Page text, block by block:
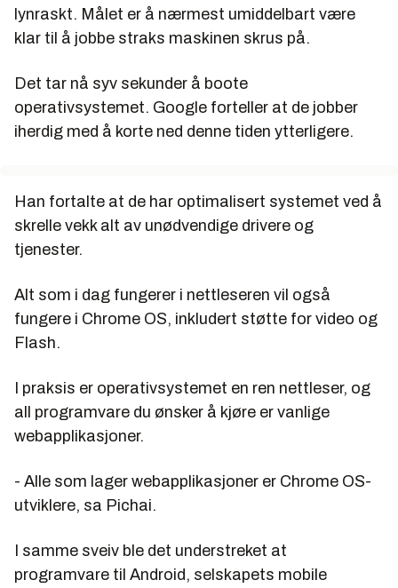
lynraskt. Målet er å nærmest umiddelbart være
klar til å jobbe straks maskinen skrus på.
Det tar nå syv sekunder å boote
operativsystemet. Google forteller at de jobber
iherdig med å korte ned denne tiden ytterligere.
Han fortalte at de har optimalisert systemet ved å
skrelle vekk alt av unødvendige drivere og
tjenester.
Alt som i dag fungerer i nettleseren vil også
fungere i Chrome OS, inkludert støtte for video og
Flash.
I praksis er operativsystemet en ren nettleser, og
all programvare du ønsker å kjøre er vanlige
webapplikasjoner.
- Alle som lager webapplikasjoner er Chrome OS-
utviklere, sa Pichai.
I samme sveiv ble det understreket at
programvare til Android, selskapets mobile